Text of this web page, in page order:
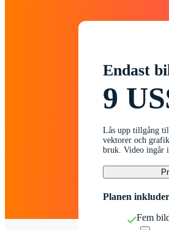
Endast
9
Lås upp tillgång
vektorer och
bruk. Video ingår
Planen
Fem